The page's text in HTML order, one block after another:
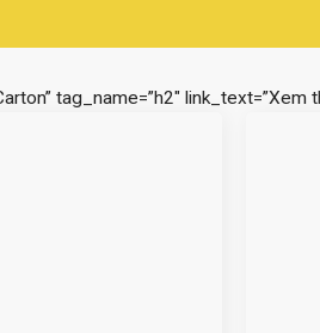
tag_name=”h2″ link_text=”Xem